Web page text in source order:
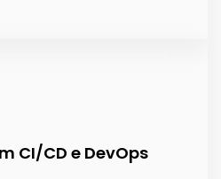
CI/CD e DevOps